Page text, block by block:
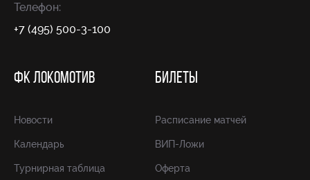
Телефон:
+7 (495) 500-3-100
ФК ЛОКОМОТИВ
Новости
Календарь
Турнирная таблица
БИЛЕТЫ
Расписание матчей
ВИП-Ложи
Оферта